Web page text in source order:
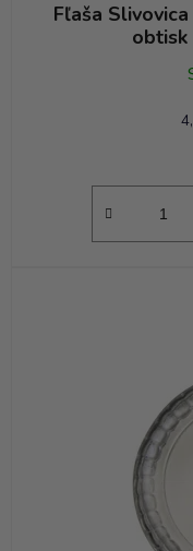
Fľaša
obtisk